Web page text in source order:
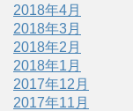
2018年4月
2018年3月
2018年2月
2018年1月
2017年12月
2017年11月